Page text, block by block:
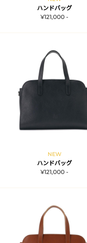
ハンドバッグ
¥121,000 -
NEW
ハンドバッグ
¥121,000 -